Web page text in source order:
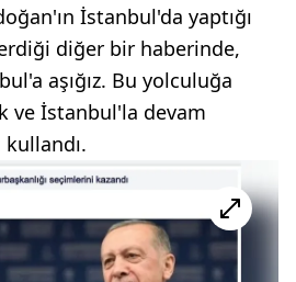
İstanbul'da yaptığı
diğer bir haberinde,
aşığız. Bu yolculuğa
ve İstanbul'la devam
kullandı.